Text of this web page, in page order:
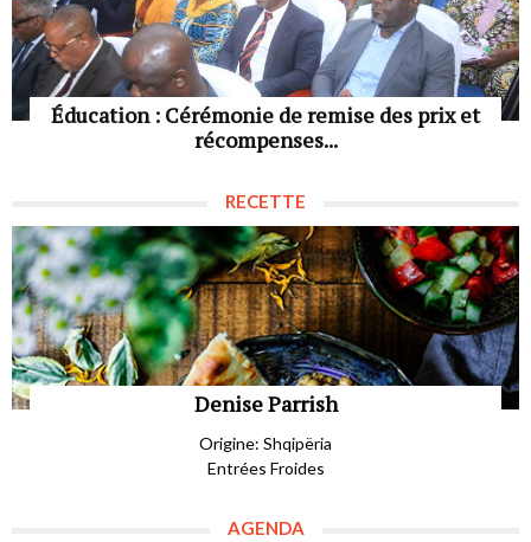
Éducation : Cérémonie de remise des prix et
récompenses...
RECETTE
Denise Parrish
Origine: Shqipëria
Entrées Froides
AGENDA